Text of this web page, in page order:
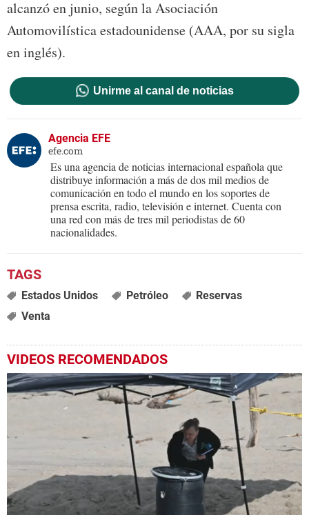
alcanzó en junio, según la Asociación
Automovilística estadounidense (AAA, por su sigla
en inglés).
Unirme al canal de noticias
Agencia EFE
efe.com
Es una agencia de noticias internacional española que
distribuye información a más de dos mil medios de
comunicación en todo el mundo en los soportes de
prensa escrita, radio, televisión e internet. Cuenta con
una red con más de tres mil periodistas de 60
nacionalidades.
Estados Unidos Petróleo
Reservas
Venta
VIDEOS RECOMENDADOS